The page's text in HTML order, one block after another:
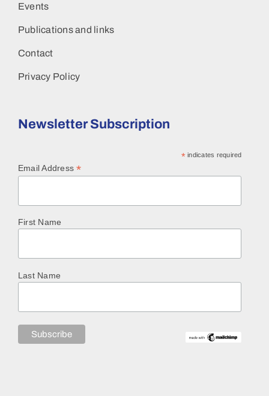
Events
Publications and links
Contact
Privacy Policy
Newsletter Subscription
*indicates required
Email Address*
First Name
Last Name